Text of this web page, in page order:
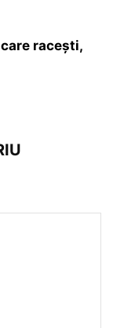
racești,